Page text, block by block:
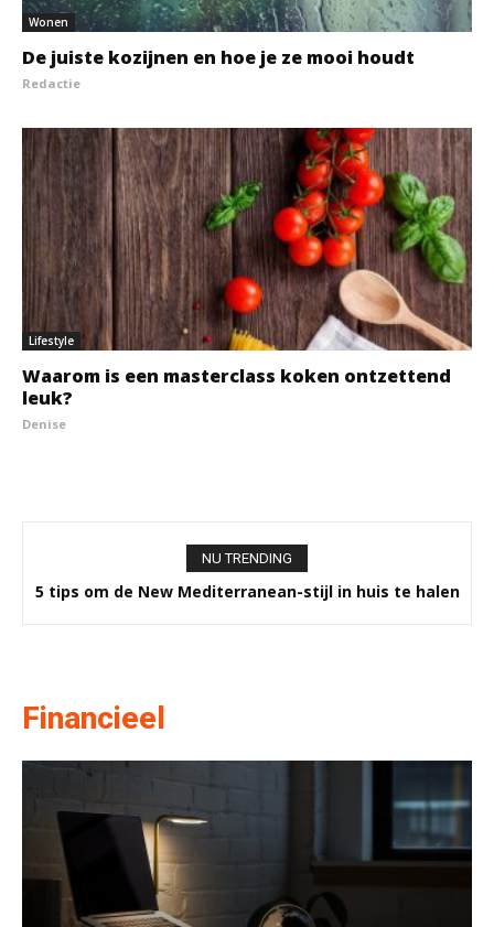
Wonen
De juiste kozijnen en hoe je ze mooi houdt
Redactie
Lifestyle
Waarom is een masterclass koken ontzettend
leuk?
Denise
NU TRENDING
5 tips om de New Mediterranean-stijl in huis te halen
Financieel